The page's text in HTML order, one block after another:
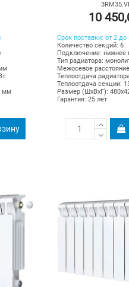
мм
10
Срок поставки: от 2 до
Количество секций: 6
Подключение: нижнее
Тип радиатора:
Межосевое
Теплоотдача
Теплоотдача секции:
Размер (ШхВхГ):
Гарантия: 25 лет